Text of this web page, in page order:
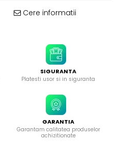
Cere informatii
SIGURANTA
Platesti usor si in siguranta
GARANTIA
Garantam calitatea produselor
achizitionate